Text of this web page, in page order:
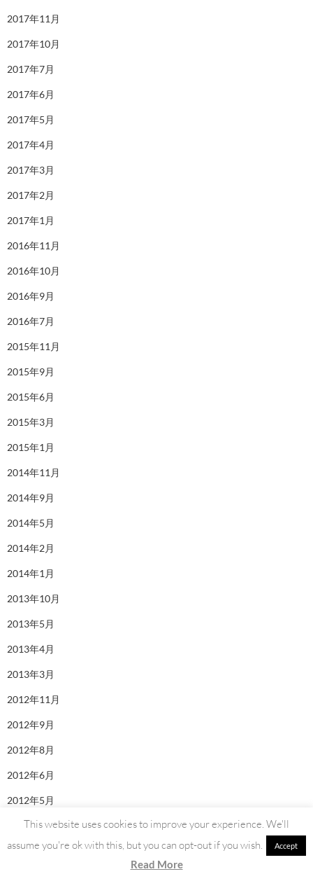
2017年11月
2017年10月
2017年7月
2017年6月
2017年5月
2017年4月
2017年3月
2017年2月
2017年1月
2016年11月
2016年10月
2016年9月
2016年7月
2015年11月
2015年9月
2015年6月
2015年3月
2015年1月
2014年11月
2014年9月
2014年5月
2014年2月
2014年1月
2013年10月
2013年5月
2013年4月
2013年3月
2012年11月
2012年9月
2012年8月
2012年6月
2012年5月
利用規約・プライバシーポリシー Proudly powered by WordPress
This website uses cookies to improve your experience. We'll
assume you're ok with this, but you can opt-out if you wish.
Accept
Read More